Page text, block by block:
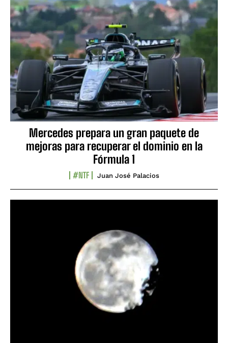
Mercedes prepara un gran paquete de
mejoras para recuperar el dominio en la
Fórmula 1
#NTF Juan José Palacios